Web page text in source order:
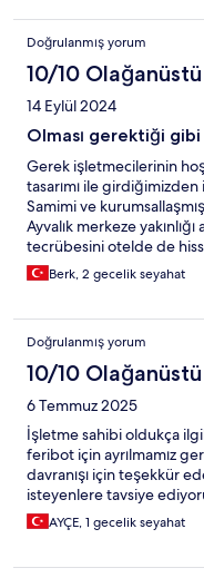
Doğrulanmış yorum
10/10 Olağanüstü
14 Eylül 2024
Olması gerektiği
Gerek işletmecilerinin
tasarımı ile
Samimi ve
Ayvalık merkeze
tecrübesini otelde de
gereken bir yer
Berk, 2 gecelik seyahat
Doğrulanmış yorum
10/10 Olağanüstü
6 Temmuz 2025
İşletme sahibi oldukça
feribot için ayrılmamız
davranışı için teşekkür
isteyenlere tavsiye
AYÇE, 1 gecelik seyahat